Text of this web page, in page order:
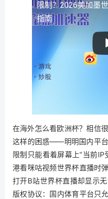
限制？2026美加墨
指南
在海外怎么看欧洲杯？相信
这样的困惑——明明国内平
限制只能看着屏幕上“当前
港看咪咕视频世界杯直播时
打开B站世界杯直播却显示
版权协议：国内体育平台只